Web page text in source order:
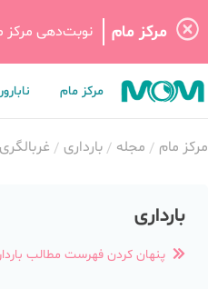
مرکز مام نوبت‌دهی مرکز
مرکز مام
مرکز مام مجله بارداری
بارداری
پنهان کردن فهرست مطالب